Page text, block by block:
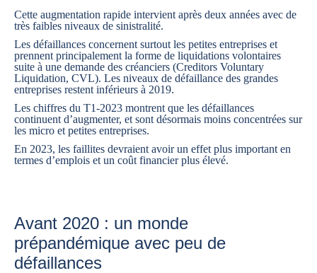
Cette augmentation rapide intervient après deux années avec de
très faibles niveaux de sinistralité.
Les défaillances concernent surtout les petites entreprises et
prennent principalement la forme de liquidations volontaires
suite à une demande des créanciers (Creditors Voluntary
Liquidation, CVL). Les niveaux de défaillance des grandes
entreprises restent inférieurs à 2019.
Les chiffres du T1-2023 montrent que les défaillances
continuent d’augmenter, et sont désormais moins concentrées sur
les micro et petites entreprises.
En 2023, les faillites devraient avoir un effet plus important en
termes d’emplois et un coût financier plus élevé.
Avant 2020 : un monde
prépandémique avec peu de
défaillances